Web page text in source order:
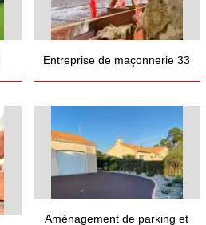
Entreprise de maçonnerie 33
Aménagement de parking et